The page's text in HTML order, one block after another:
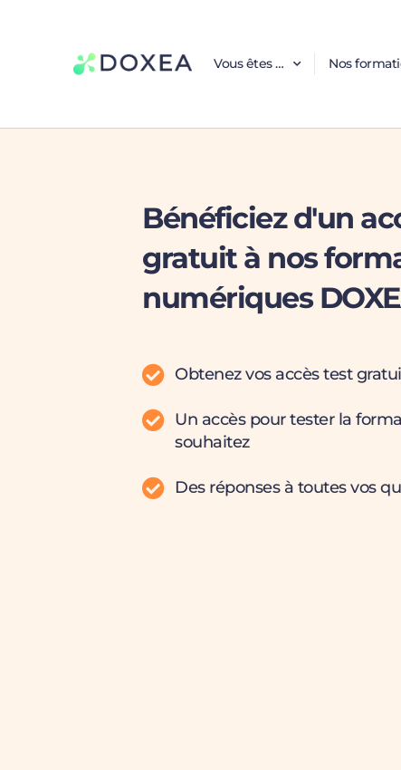
Vous êtes … Nos
Bénéficiez d'un
gratuit à nos
numériques
Obtenez vos accès test
Un accès pour tester la
souhaitez
Des réponses à toutes vos